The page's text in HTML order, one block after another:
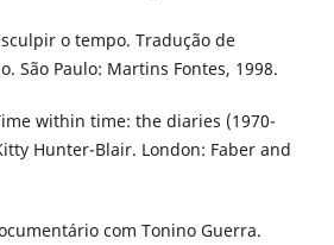
o tempo. Tradução de
São Paulo: Martins Fontes, 1998.
within time: the diaries (1970-
Hunter-Blair. London: Faber and
com Tonino Guerra.